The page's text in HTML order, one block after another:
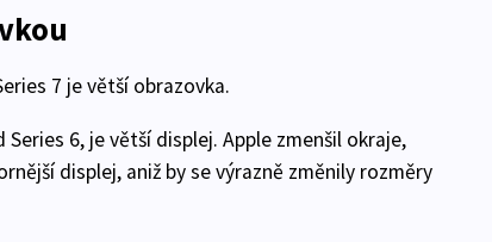
7 je větší obrazovka.
6, je větší displej. Apple zmenšil okraje,
displej, aniž by se výrazně změnily rozměry